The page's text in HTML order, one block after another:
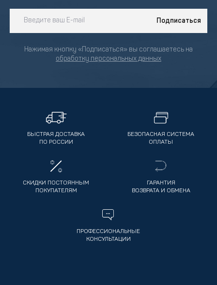
Подписаться
Нажимая кнопку «Подписаться» вы соглашаетесь на
обработку персональных данных
БЫСТРАЯ ДОСТАВКА
ПО РОССИИ
БЕЗОПАСНАЯ СИСТЕМА
ОПЛАТЫ
СКИДКИ ПОСТОЯННЫМ
ПОКУПАТЕЛЯМ
ГАРАНТИЯ
ВОЗВРАТА И ОБМЕНА
ПРОФЕССИОНАЛЬНЫЕ
КОНСУЛЬТАЦИИ